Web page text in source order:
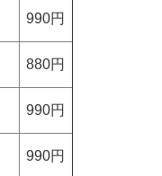
990円
880円
990円
990円